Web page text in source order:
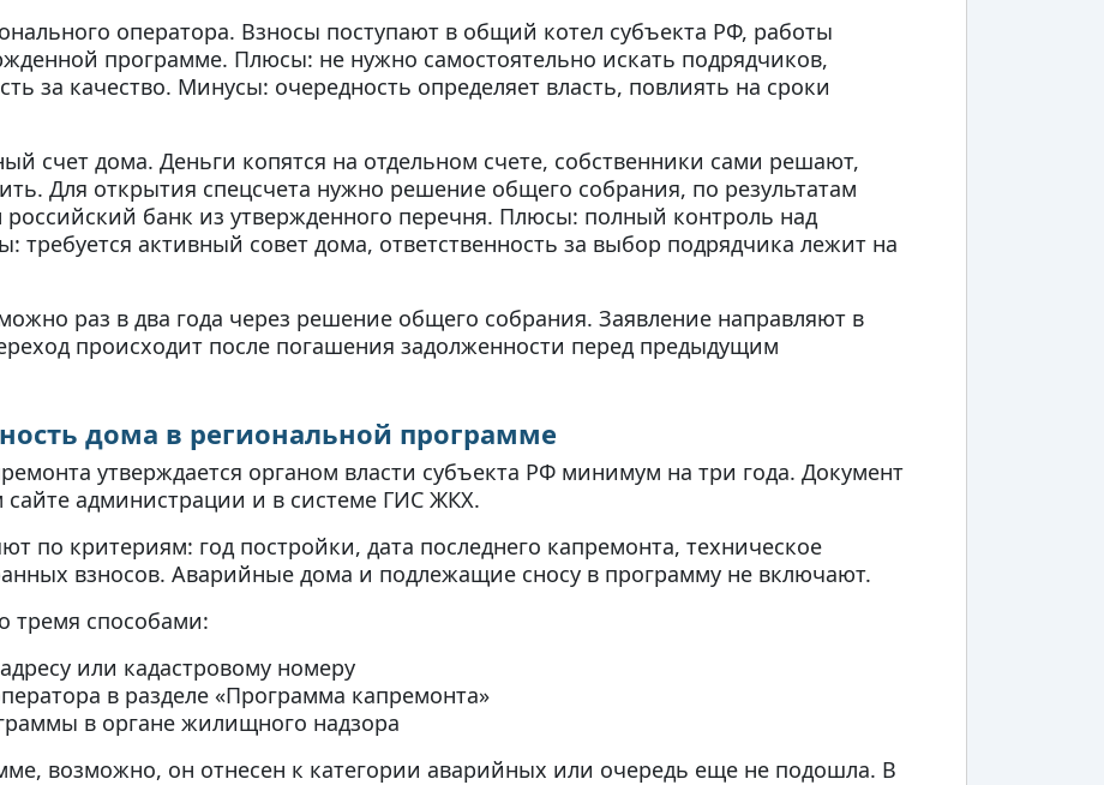
оператора. Взносы поступают в общий котел субъекта РФ, работы
программе. Плюсы: не нужно самостоятельно искать подрядчиков,
за качество. Минусы: очередность определяет власть, повлиять на сроки
счет дома. Деньги копятся на отдельном счете, собственники сами решают,
Для открытия спецсчета нужно решение общего собрания, по результатам
банк из утвержденного перечня. Плюсы: полный контроль над
требуется активный совет дома, ответственность за выбор подрядчика лежит на
раз в два года через решение общего собрания. Заявление направляют в
происходит после погашения задолженности перед предыдущим
дома в региональной программе
утверждается органом власти субъекта РФ минимум на три года. Документ
администрации и в системе ГИС ЖКХ.
по критериям: год постройки, дата последнего капремонта, техническое
взносов. Аварийные дома и подлежащие сносу в программу не включают.
тремя способами:
или кадастровому номеру
в разделе «Программа капремонта»
в органе жилищного надзора
возможно, он отнесен к категории аварийных или очередь еще не подошла. В